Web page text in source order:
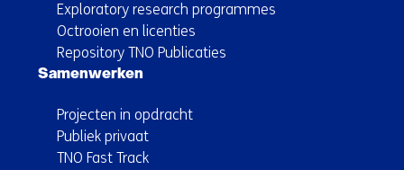
Exploratory research programmes
Octrooien en licenties
Repository TNO Publicaties
Samenwerken
Projecten in opdracht
Publiek privaat
TNO Fast Track